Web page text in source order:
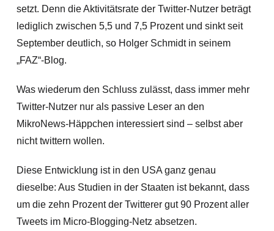
setzt. Denn die Aktivitätsrate der Twitter-Nutzer beträgt
lediglich zwischen 5,5 und 7,5 Prozent und sinkt seit
September deutlich, so Holger Schmidt in seinem
„FAZ“-Blog.
Was wiederum den Schluss zulässt, dass immer mehr
Twitter-Nutzer nur als passive Leser an den
MikroNews-Häppchen interessiert sind – selbst aber
nicht twittern wollen.
Diese Entwicklung ist in den USA ganz genau
dieselbe: Aus Studien in der Staaten ist bekannt, dass
um die zehn Prozent der Twitterer gut 90 Prozent aller
Tweets im Micro-Blogging-Netz absetzen.